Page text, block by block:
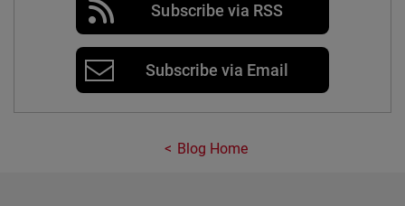
Subscribe via RSS
Subscribe via Email
Blog Home